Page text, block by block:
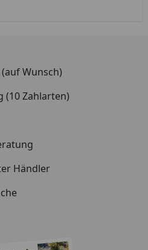
Wunsch)
(10 Zahlarten)
Händler